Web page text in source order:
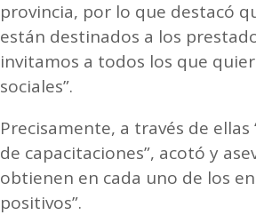
provincia, por lo que destacó
están destinados a los
invitamos a todos los que
sociales”.
Precisamente, a través de
de capacitaciones”, acotó y
obtienen en cada uno de los
positivos”.